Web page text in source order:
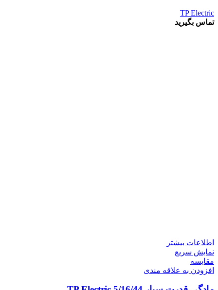
TP Electric
تماس بگیرید
اطلاعات بیشتر
نمایش سریع
مقايسه
افزودن به علاقه مندی